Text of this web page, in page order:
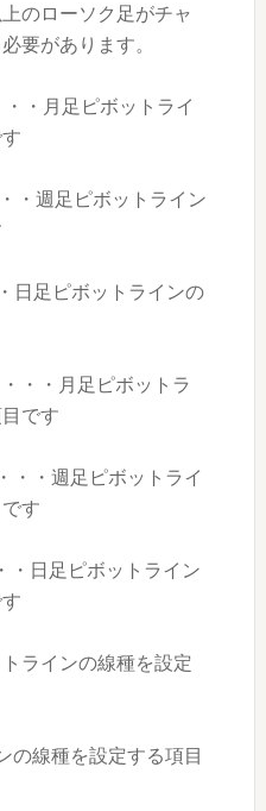
のローソク足がチャ
要があります。
・月足ピボットライ
・週足ピボットライン
日足ピボットラインの
・・月足ピボットラ
です
・・週足ピボットライ
す
・日足ピボットライン
ラインの線種を設定
の線種を設定する項目